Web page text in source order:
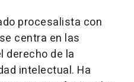
procesalista con
centra en las
derecho de la
intelectual. Ha